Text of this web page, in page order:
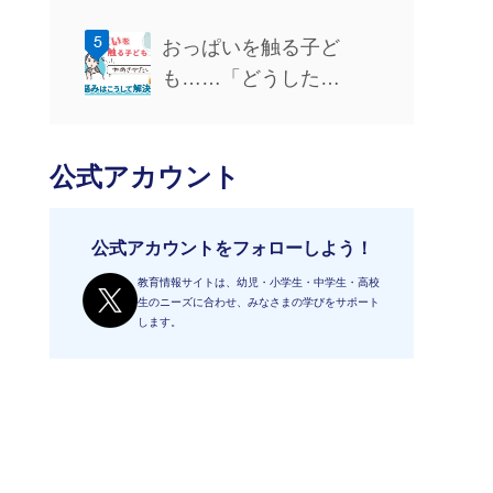
おっぱいを触る子ど
も……「どうした…
公式アカウント
公式アカウントをフォローしよう！
教育情報サイトは、幼児・小学生・中学生・高校
生のニーズに合わせ、みなさまの学びをサポート
します。